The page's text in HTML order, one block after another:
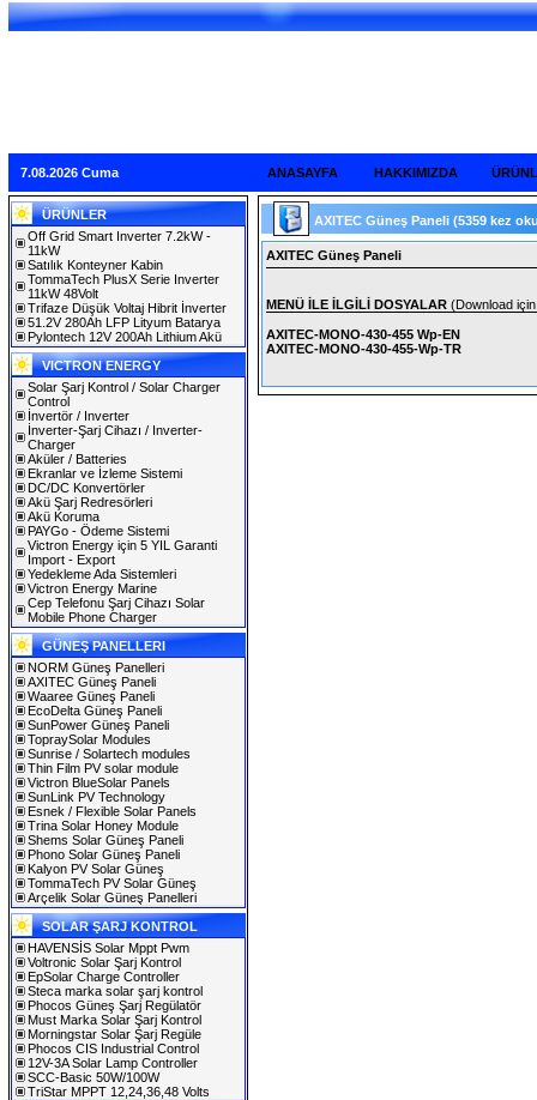
7.08.2026 Cuma ANASAYFA HAKKIMIZDA
ÜRÜNLER
Off Grid Smart Inverter 7.2kW -
11kW
Satılık Konteyner Kabin
TommaTech PlusX Serie Inverter
11kW 48Volt
Trifaze Düşük Voltaj Hibrit İnverter
51.2V 280Ah LFP Lityum Batarya
Pylontech 12V 200Ah Lithium Akü
VICTRON ENERGY
Solar Şarj Kontrol / Solar Charger
Control
İnvertör / Inverter
İnverter-Şarj Cihazı / Inverter-
Charger
Aküler / Batteries
Ekranlar ve İzleme Sistemi
DC/DC Konvertörler
Akü Şarj Redresörleri
Akü Koruma
PAYGo - Ödeme Sistemi
Victron Energy için 5 YIL Garanti
Import - Export
Yedekleme Ada Sistemleri
Victron Energy Marine
Cep Telefonu Şarj Cihazı Solar
Mobile Phone Charger
GÜNEŞ PANELLERI
NORM Güneş Panelleri
AXITEC Güneş Paneli
Waaree Güneş Paneli
EcoDelta Güneş Paneli
SunPower Güneş Paneli
TopraySolar Modules
Sunrise / Solartech modules
Thin Film PV solar module
Victron BlueSolar Panels
SunLink PV Technology
Esnek / Flexible Solar Panels
Trina Solar Honey Module
Shems Solar Güneş Paneli
Phono Solar Güneş Paneli
Kalyon PV Solar Güneş
TommaTech PV Solar Güneş
Arçelik Solar Güneş Panelleri
SOLAR ŞARJ KONTROL
HAVENSİS Solar Mppt Pwm
Voltronic Solar Şarj Kontrol
EpSolar Charge Controller
Steca marka solar şarj kontrol
Phocos Güneş Şarj Regülatör
Must Marka Solar Şarj Kontrol
Morningstar Solar Şarj Regüle
Phocos CIS Industrial Control
12V-3A Solar Lamp Controller
SCC-Basic 50W/100W
TriStar MPPT 12,24,36,48 Volts
AXITEC Güneş Paneli (5359 kez
AXITEC Güneş Paneli
MENÜ İLE İLGİLİ DOSYALAR (Download
AXITEC-MONO-430-455 Wp-EN
AXITEC-MONO-430-455-Wp-TR